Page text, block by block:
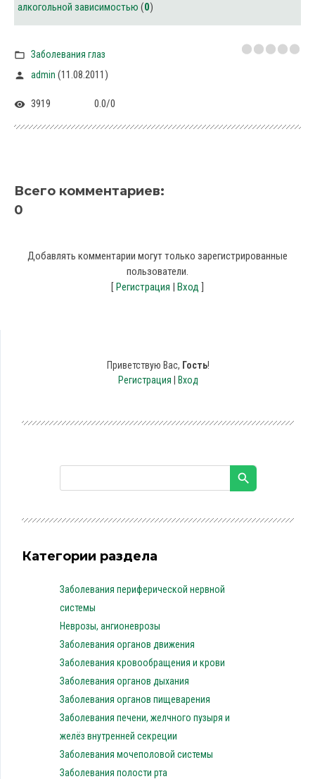
алкогольной зависимостью (0)
Заболевания глаз
admin (11.08.2011)
3919 0.0/0
Всего комментариев:
0
Добавлять комментарии могут только зарегистрированные
пользователи.
[Регистрация | Вход ]
Приветствую Вас, Гость!
Регистрация
Вход
Категории раздела
Заболевания периферической нервной
системы
Неврозы, ангионеврозы
Заболевания органов движения
Заболевания кровообращения и крови
Заболевания органов дыхания
Заболевания органов пищеварения
Заболевания печени, желчного пузыря и
желёз внутренней секреции
Заболевания мочеполовой системы
Заболевания полости рта